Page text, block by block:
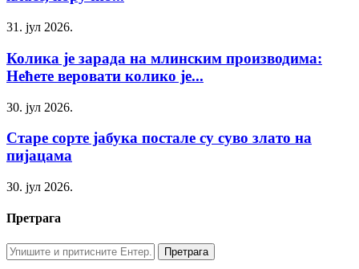
31. јул 2026.
Колика је зарада на млинским производима:
Нећете веровати колико је...
30. јул 2026.
Старе сорте јабука постале су суво злато на
пијацама
30. јул 2026.
Претрага